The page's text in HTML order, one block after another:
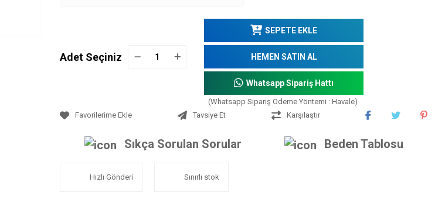
Adet Seçiniz
SEPETE EKLE
HEMEN SATIN AL
Whatsapp Sipariş Hattı
(Whatsapp Sipariş Ödeme Yöntemi : Havale)
Tavsiye Et
Karşılaştır
Sıkça Sorulan Sorular Beden Tablosu
Hızlı Gönderi Sınırlı stok